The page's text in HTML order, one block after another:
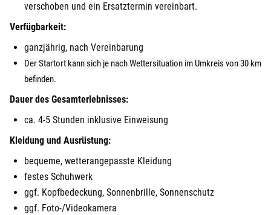
verschoben und ein Ersatztermin vereinbart.
Verfügbarkeit:
ganzjährig, nach Vereinbarung
Der Startort kann sich je nach Wettersituation im Umkreis von 30 km
befinden.
Dauer des Gesamterlebnisses:
ca. 4-5 Stunden inklusive Einweisung
Kleidung und Ausrüstung:
bequeme, wetterangepasste Kleidung
festes Schuhwerk
ggf. Kopfbedeckung, Sonnenbrille, Sonnenschutz
ggf. Foto-/Videokamera
Heilbronn
Herzogenaurach
Herzogtum Lauenburg
Horb am Neckar
Ibbenbüren